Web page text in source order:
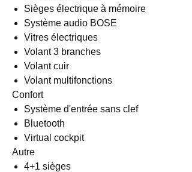
Sièges électrique à mémoire
Système audio BOSE
Vitres électriques
Volant 3 branches
Volant cuir
Volant multifonctions
Confort
Système d'entrée sans clef
Bluetooth
Virtual cockpit
Autre
4+1 sièges